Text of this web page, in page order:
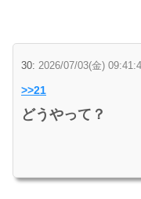
30: 2026/07/03(金)
>>21
どうやって？